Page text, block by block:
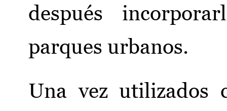
después
parques urbanos.
Una vez utilizados